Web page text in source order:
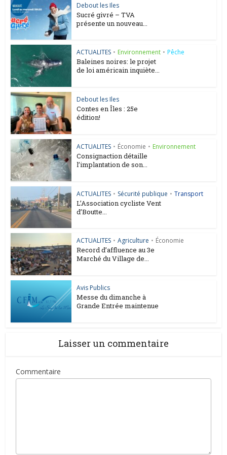
Debout les Iles
Sucré givré – TVA
présente un nouveau...
ACTUALITES • Environnement • Pêche
Baleines noires: le projet
de loi américain inquiète...
Debout les Iles
Contes en Îles : 25e
édition!
ACTUALITES • Économie • Environnement
Consignaction détaille
l’implantation de son...
ACTUALITES • Sécurité publique • Transport
L’Association cycliste Vent
d’Boutte...
ACTUALITES • Agriculture • Économie
Record d’affluence au 3e
Marché du Village de...
Avis Publics
Messe du dimanche à
Grande Entrée maintenue
Laisser un commentaire
Commentaire